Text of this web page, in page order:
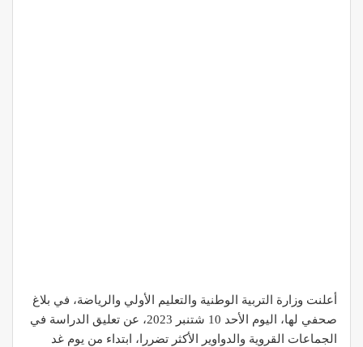
أعلنت وزارة التربية الوطنية والتعليم الأولي والرياضة، في بلاغ
صحفي لها، اليوم الأحد 10 شتنبر 2023، عن تعليق الدراسة في
الجماعات القروية والدواوير الأكثر تضررا، ابتداء من يوم غد